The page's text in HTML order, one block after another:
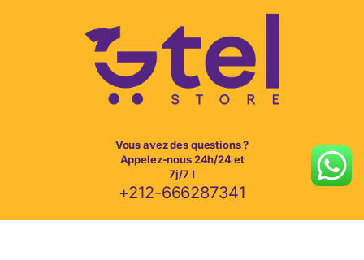
Vous avez des questions ?
Appelez-nous 24h/24 et
7j/7 !
+212-666287341